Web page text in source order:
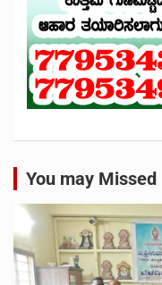
You may Missed